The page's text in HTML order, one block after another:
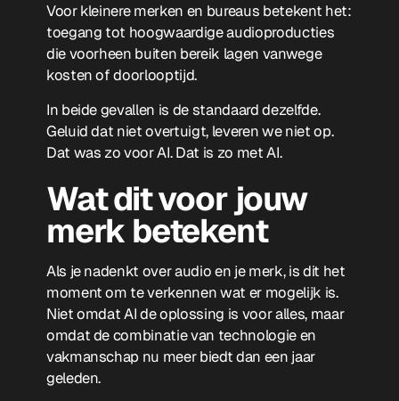
Voor kleinere merken en bureaus betekent het:
toegang tot hoogwaardige audioproducties
die voorheen buiten bereik lagen vanwege
kosten of doorlooptijd.
In beide gevallen is de standaard dezelfde.
Geluid dat niet overtuigt, leveren we niet op.
Dat was zo voor AI. Dat is zo met AI.
Wat dit voor jouw
merk betekent
Als je nadenkt over audio en je merk, is dit het
moment om te verkennen wat er mogelijk is.
Niet omdat AI de oplossing is voor alles, maar
omdat de combinatie van technologie en
vakmanschap nu meer biedt dan een jaar
geleden.